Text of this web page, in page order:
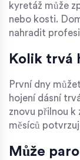
kyretáž může
nebo kosti.
nahradit
Kolik trvá
První dny
hojení dásní
znovu přilnou k
měsíců
Může